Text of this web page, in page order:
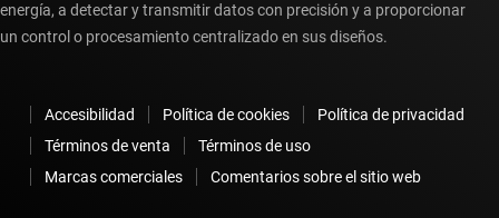
energía, a detectar y transmitir datos con precisión y a proporcionar
un control o procesamiento centralizado en sus diseños.
Accesibilidad Política de cookies
Política de privacidad
Términos de venta
Términos de uso
Marcas comerciales
Comentarios sobre el sitio web